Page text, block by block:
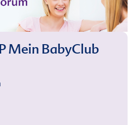
Mein BabyClub